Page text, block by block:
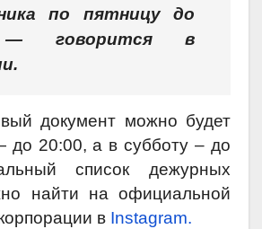
по пятницу до
— говорится в
документ можно будет
до 20:00, а в субботу – до
список дежурных
найти на официальной
в Instagram.